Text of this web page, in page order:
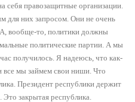
себя правозащитные организации.
для них запросом. Они не очень
вообще-то, политики должны
политические партии. А мы
получилось. Я надеюсь, что как-
все мы займем свои ниши. Что
Президент республики держит
закрытая республика.